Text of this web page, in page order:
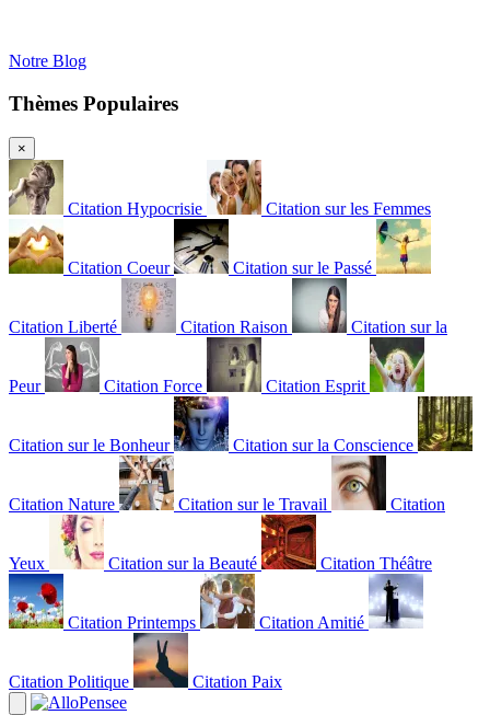
Notre Blog
Thèmes Populaires
×
Citation Hypocrisie Citation sur les Femmes
Citation Coeur Citation sur le Passé
Citation Liberté Citation Raison Citation sur la
Peur Citation Force Citation Esprit
Citation sur le Bonheur Citation sur la Conscience
Citation Nature Citation sur le Travail Citation
Yeux Citation sur la Beauté Citation Théâtre
Citation Printemps Citation Amitié
Citation Politique Citation Paix